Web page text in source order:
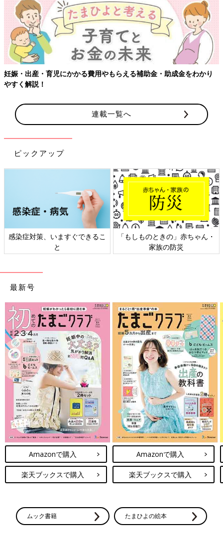
妊娠・出産・育児にかかる費用やもらえる補助金・助成金をわかり
やすく解説！
連載一覧へ
ピックアップ
感染症対策、いますぐできるこ
と
「もしものときの」赤ちゃん・
家族の防災
最新号
Amazonで購入
楽天ブックスで購入
Amazonで購入
楽天ブックスで購入
ムック書籍 たまひよの絵本